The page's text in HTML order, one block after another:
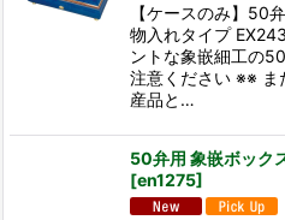
【ケースのみ】50
物入れタイプ
ントな象嵌細工の
注意ください ※※ ま
産品と…
50弁用 象嵌ボック
[en1275]